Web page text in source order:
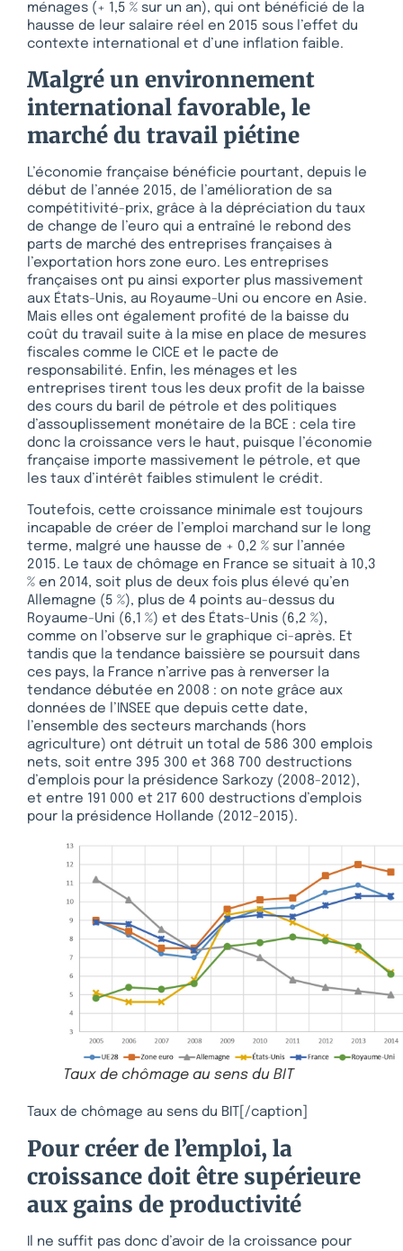
ménages (+ 1,5 % sur un an), qui ont bénéficié de la
hausse de leur salaire réel en 2015 sous l’effet du
contexte international et d’une inflation faible.
Malgré un environnement
international favorable, le
marché du travail piétine
L’économie française bénéficie pourtant, depuis le
début de l’année 2015, de l’amélioration de sa
compétitivité-prix, grâce à la dépréciation du taux
de change de l’euro qui a entraîné le rebond des
parts de marché des entreprises françaises à
l’exportation hors zone euro. Les entreprises
françaises ont pu ainsi exporter plus massivement
aux États-Unis, au Royaume-Uni ou encore en Asie.
Mais elles ont également profité de la baisse du
coût du travail suite à la mise en place de mesures
fiscales comme le CICE et le pacte de
responsabilité. Enfin, les ménages et les
entreprises tirent tous les deux profit de la baisse
des cours du baril de pétrole et des politiques
d’assouplissement monétaire de la BCE : cela tire
donc la croissance vers le haut, puisque l’économie
française importe massivement le pétrole, et que
les taux d’intérêt faibles stimulent le crédit.
Toutefois, cette croissance minimale est toujours
incapable de créer de l’emploi marchand sur le long
terme, malgré une hausse de + 0,2 % sur l’année
2015. Le taux de chômage en France se situait à 10,3
% en 2014, soit plus de deux fois plus élevé qu’en
Allemagne (5 %), plus de 4 points au-dessus du
Royaume-Uni (6,1 %) et des États-Unis (6,2 %),
comme on l’observe sur le graphique ci-après. Et
tandis que la tendance baissière se poursuit dans
ces pays, la France n’arrive pas à renverser la
tendance débutée en 2008 : on note grâce aux
données de l’INSEE que depuis cette date,
l’ensemble des secteurs marchands (hors
agriculture) ont détruit un total de 586 300 emplois
nets, soit entre 395 300 et 368 700 destructions
d’emplois pour la présidence Sarkozy (2008-2012),
et entre 191 000 et 217 600 destructions d’emplois
pour la présidence Hollande (2012-2015).
Taux de chômage au sens du BIT
Taux de chômage au sens du BIT[/caption]
Pour créer de l’emploi, la
croissance doit être supérieure
aux gains de productivité
Il ne suffit pas donc d’avoir de la croissance pour